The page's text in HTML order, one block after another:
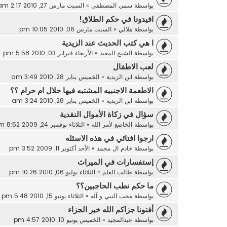
بواسطة سمي المصطفى » السبت مارس 27, 2010 2:17 am
افيدونا في حكم الطلاق!
بواسطة هلالي » السبت مارس 06, 2010 10:05 pm
ا هي كتب الحديث عند الزيدية
بواسطة الشيخ المفيد » الأربعاء فبراير 03, 2010 5:58 pm
لعب الاطفال
بواسطة ابن الزيدية » الخميس يناير 28, 2010 3:49 am
الاطعمة الاجنبيه المشتبه فيها حلال ام حرام ؟؟
بواسطة ابن الزيدية » الخميس يناير 28, 2010 3:24 am
سؤال في زكاة الأموال النقدية
بواسطة الخاضع لأمر الله » الثلاثاء نوفمبر 24, 2009 8:52 pm
ارجوا افتائي في هذه الاسئله
بواسطة خادم ال محمد » الأحد أكتوبر 11, 2009 3:52 pm
إستفسارات في الميراث
بواسطة طالب العلم » الثلاثاء يوليو 06, 2010 10:26 pm
ما حكم نطب الحاجبين؟؟
بواسطة محب النبي و آله » الثلاثاء يونيو 15, 2010 5:48 pm
أفتونا جزاكم الله خير الجزاء
بواسطة عبدالمجيد » الخميس يونيو 10, 2010 4:57 pm